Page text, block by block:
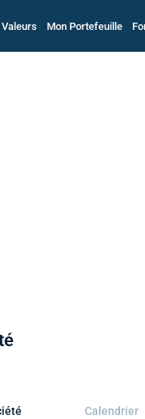
Mon Portefeuille
Calendrier